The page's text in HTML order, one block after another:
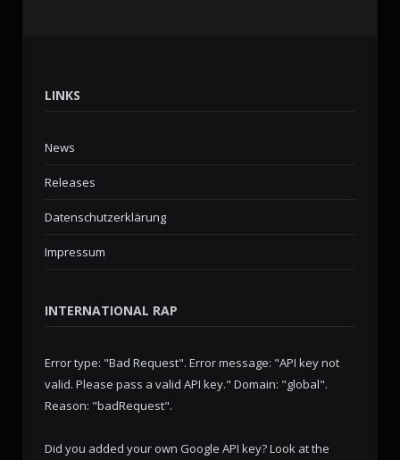
LINKS
News
Releases
Datenschutzerklärung
Impressum
INTERNATIONAL RAP
Error type: "Bad Request". Error message: "API key not
valid. Please pass a valid API key." Domain: "global".
Reason: "badRequest".
Did you added your own Google API key? Look at the